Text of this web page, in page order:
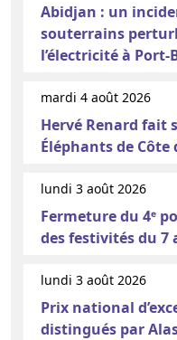
Abidjan : un
souterrains
l’électricité à Port-
mardi 4 août 2026
Hervé Renard fait
Éléphants de Côte
lundi 3 août 2026
Fermeture du 4ᵉ
des festivités du 7
lundi 3 août 2026
Prix national
distingués par